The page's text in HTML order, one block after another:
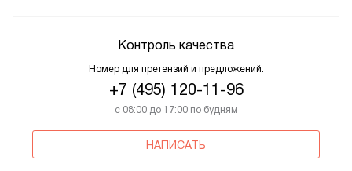
Контроль качества
Номер для претензий и предложений:
+7 (495) 120-11-96
с 08:00 до 17:00 по будням
НАПИСАТЬ